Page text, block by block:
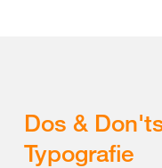
Dos &
Typografie